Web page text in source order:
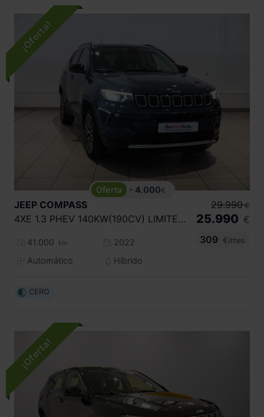
- 4.000€
JEEP COMPASS
4XE 1.3 PHEV 140KW(190CV) LIMITED AT AWD
41.000 km
2022
Automático
Híbrido
29.990 €
25.990 €
309
€/mes
CERO